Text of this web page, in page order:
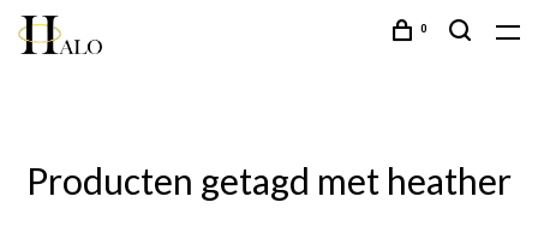
0
Producten getagd met heather